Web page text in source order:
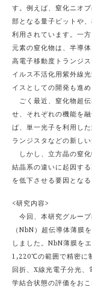
す。例えば、窒化ニオ
部となる量子ビットや
利用されています。一
元素の窒化物は、半導
高電子移動度トランジ
イルス不活化用紫外線
イスとしての開発も進め
ごく最近、窒化物超伝
せ、それぞれの機能を
ば、単一光子を利用し
ランジスタなどの新し
しかし、立方晶の窒化
結晶系の違いに起因す
を低下させる要因とな
<研究内容>
今回、本研究グルー
（NbN）超伝導体薄膜
しました。NbN薄膜を
1,220℃の範囲で精密に
回折、X線光電子分光
学結合状態の評価をおこ